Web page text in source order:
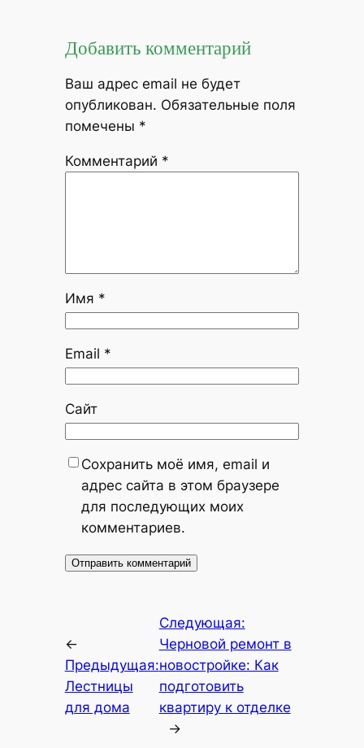
Добавить комментарий
Ваш адрес email не будет
опубликован. Обязательные поля
помечены *
Комментарий *
Имя *
Email *
Сайт
Сохранить моё имя, email и
адрес сайта в этом браузере
для последующих моих
комментариев.
←
Предыдущая:
Лестницы
для дома
Следующая:
Черновой ремонт в
новостройке: Как
подготовить
квартиру к отделке
→